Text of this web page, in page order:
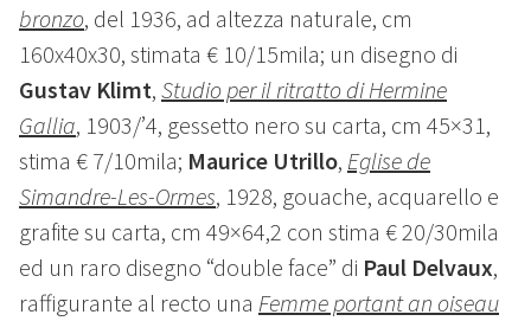
bronzo, del 1936, ad altezza naturale, cm
160x40x30, stimata € 10/15mila; un disegno di
Gustav Klimt, Studio per il ritratto di Hermine
Gallia, 1903/’4, gessetto nero su carta, cm 45×31,
stima € 7/10mila; Maurice Utrillo, Eglise de
Simandre-Les-Ormes, 1928, gouache, acquarello e
grafite su carta, cm 49×64,2 con stima € 20/30mila
ed un raro disegno “double face” di Paul Delvaux,
raffigurante al recto una Femme portant an oiseau